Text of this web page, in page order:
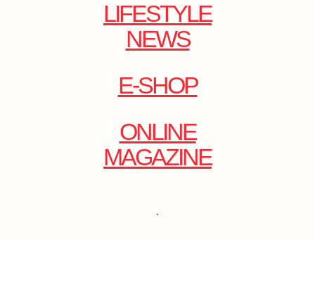
LIFESTYLE
NEWS
E-SHOP
ONLINE
MAGAZINE
.